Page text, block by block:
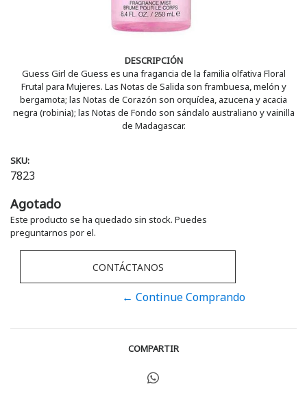
DESCRIPCIÓN
Guess Girl de Guess es una fragancia de la familia olfativa Floral
Frutal para Mujeres. Las Notas de Salida son frambuesa, melón y
bergamota; las Notas de Corazón son orquídea, azucena y acacia
negra (robinia); las Notas de Fondo son sándalo australiano y vainilla
de Madagascar.
SKU:
7823
Agotado
Este producto se ha quedado sin stock. Puedes
preguntarnos por el.
CONTÁCTANOS
← Continue Comprando
COMPARTIR